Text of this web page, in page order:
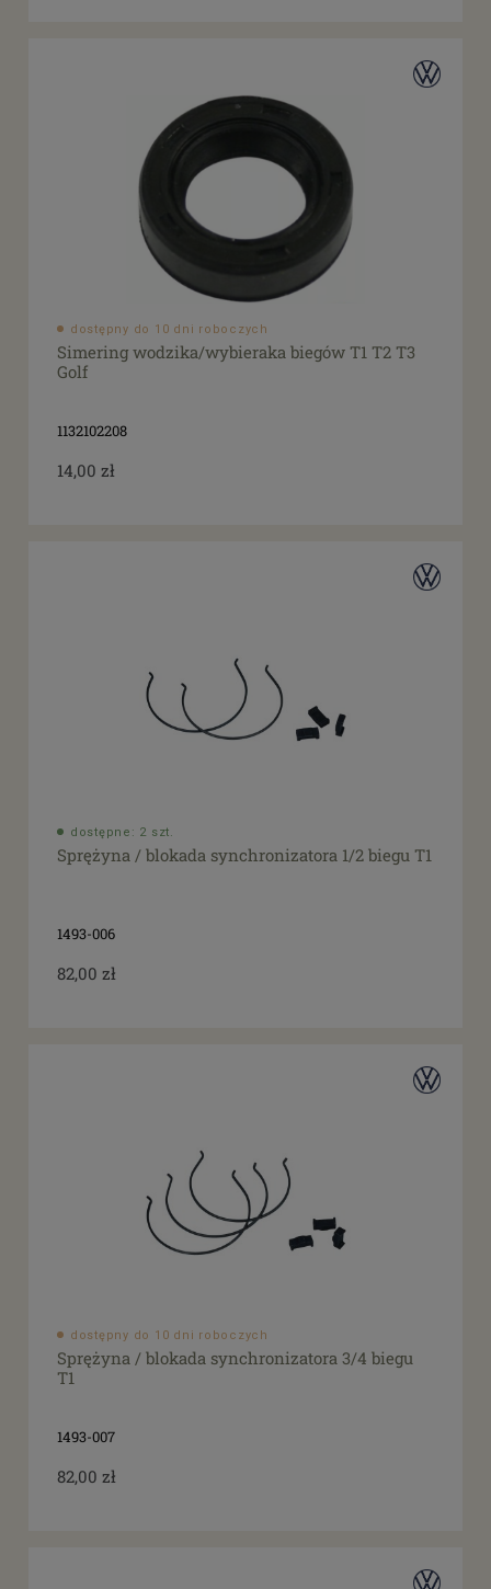
dostępny do 10 dni roboczych
Simering wodzika/wybieraka biegów T1 T2 T3
Golf
1132102208
14,00 zł
dostępne: 2 szt.
Sprężyna / blokada synchronizatora 1/2 biegu T1
1493-006
82,00 zł
dostępny do 10 dni roboczych
Sprężyna / blokada synchronizatora 3/4 biegu
T1
1493-007
82,00 zł